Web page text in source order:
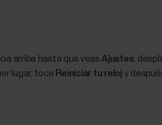
arriba hasta que veasAjustes,
lugar, toca Reiniciar tu reloj y